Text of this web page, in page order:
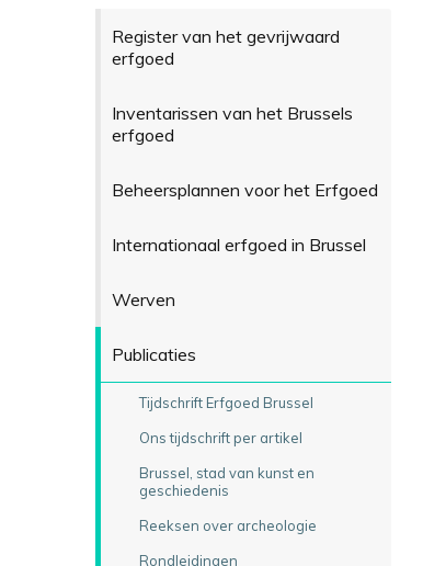
Register van het gevrijwaard
erfgoed
Inventarissen van het Brussels
erfgoed
Beheersplannen voor het Erfgoed
Internationaal erfgoed in Brussel
Werven
Publicaties
Tijdschrift Erfgoed Brussel
Ons tijdschrift per artikel
Brussel, stad van kunst en
geschiedenis
Reeksen over archeologie
Rondleidingen